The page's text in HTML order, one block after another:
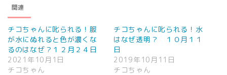
関連
チコちゃんに叱られる！服
が水にぬれると色が濃くな
るのはなぜ？１２月２４日
2021年10月1日
チコちゃん
チコちゃんに叱られる！水
はなぜ透明？ １０月１１
日
2019年10月11日
チコちゃん